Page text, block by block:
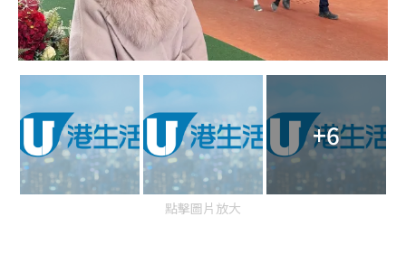
+6
點擊圖片放大